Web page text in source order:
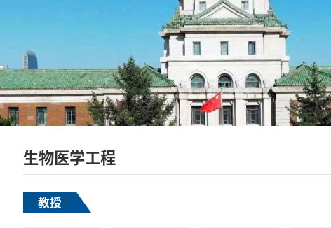
生物医学工程
教授